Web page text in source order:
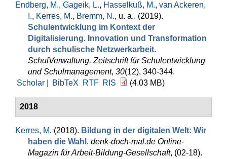
Endberg, M., Gageik, L., Hasselkuß, M., van Ackeren,
I., Kerres, M., Bremm, N., u. a.. (2019).
Schulentwicklung im Kontext der
Digitalisierung. Innovation und Transformation
durch schulische Netzwerkarbeit.
SchulVerwaltung. Zeitschrift für Schulentwicklung
und Schulmanagement, 30(12), 340-344.
Scholar |
BibTeX RTF RIS (4.03 MB)
2018
Kerres, M. (2018). Bildung in der digitalen Welt: Wir
haben die Wahl . denk-doch-mal.de Online-
Magazin für Arbeit-Bildung-Gesellschaft, (02-18).